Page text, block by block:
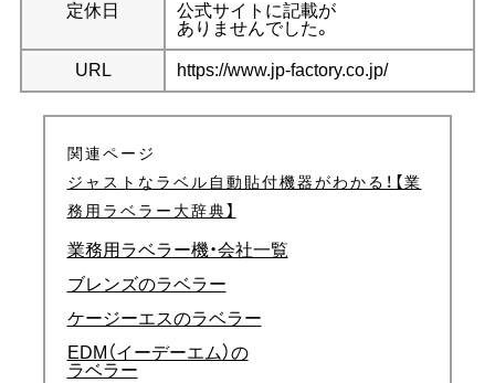
定休日
公式サイトに記載が
ありませんでした。
URL https://www.jp-factory.co.jp/
関連ページ
ジャストなラベル自動貼付機器がわかる！【業
務用ラベラー大辞典】
業務用ラベラー機・会社一覧
ブレンズのラベラー
ケージーエスのラベラー
EDM（イーデーエム）の
ラベラー